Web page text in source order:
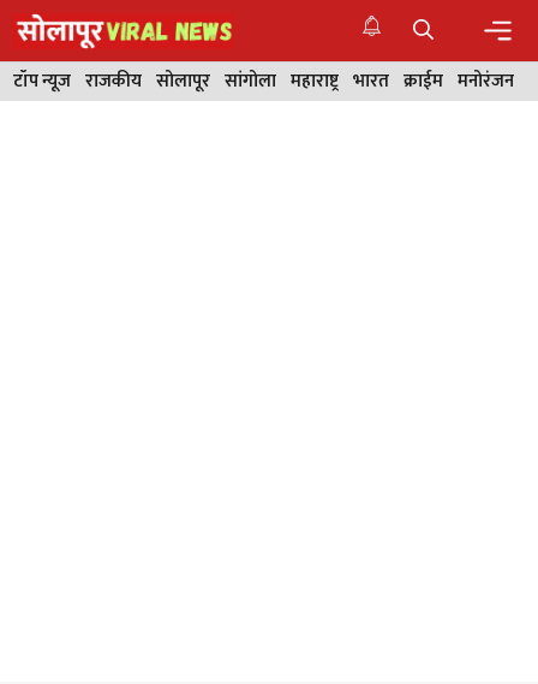
Skip
to
content
टॉप न्यूज राजकीय सोलापूर सांगोला महाराष्ट्र भारत क्राईम मनोरंजन